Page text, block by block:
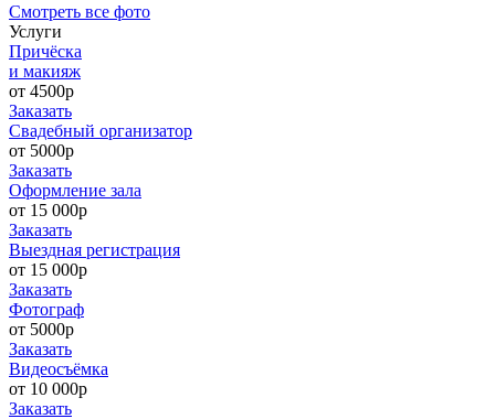
Cмотреть все фото
Услуги
Причёска
и макияж
от 4500р
Заказать
Свадебный организатор
от 5000р
Заказать
Оформление зала
от 15 000р
Заказать
Выездная регистрация
от 15 000р
Заказать
Фотограф
от 5000р
Заказать
Видеосъёмка
от 10 000р
Заказать